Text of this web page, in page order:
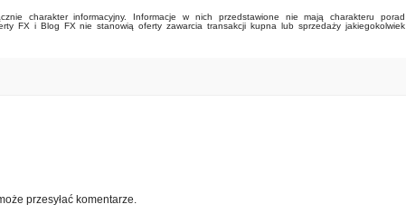
charakter informacyjny. Informacje w nich przedstawione nie mają charakteru porad
FX i Blog FX nie stanowią oferty zawarcia transakcji kupna lub sprzedaży jakiegokolwiek
przesyłać komentarze.